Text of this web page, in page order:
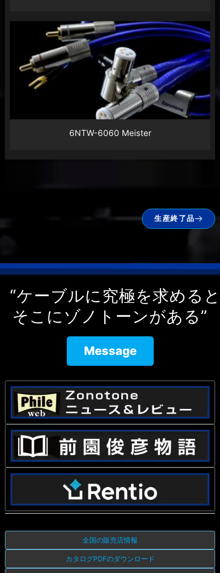
6NTW-6060 Meister
生産終了品
“ケーブルに究極を求める
そこにゾノトーンがある”
Message
全国の販売店情報
カタログPDFのダウンロード